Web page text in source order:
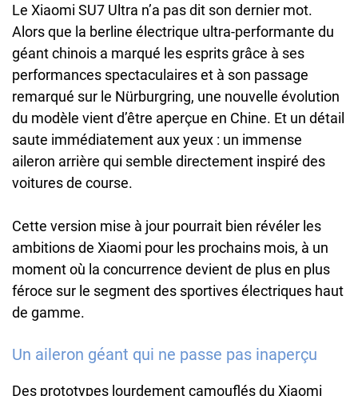
Le Xiaomi SU7 Ultra n’a pas dit son dernier mot.
Alors que la berline électrique ultra-performante du
géant chinois a marqué les esprits grâce à ses
performances spectaculaires et à son passage
remarqué sur le Nürburgring, une nouvelle évolution
du modèle vient d’être aperçue en Chine. Et un détail
saute immédiatement aux yeux : un immense
aileron arrière qui semble directement inspiré des
voitures de course.
Cette version mise à jour pourrait bien révéler les
ambitions de Xiaomi pour les prochains mois, à un
moment où la concurrence devient de plus en plus
féroce sur le segment des sportives électriques haut
de gamme.
Un aileron géant qui ne passe pas inaperçu
Des prototypes lourdement camouflés du Xiaomi